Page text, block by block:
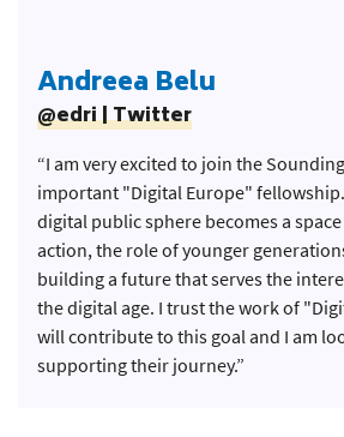
Andreea Belu
@edri | Twitter
“I am very excited to join the
important "Digital Europe"
digital public sphere becomes a
action, the role of younger
building a future that serves the
the digital age. I trust the work of
will contribute to this goal and I am
supporting their journey.”